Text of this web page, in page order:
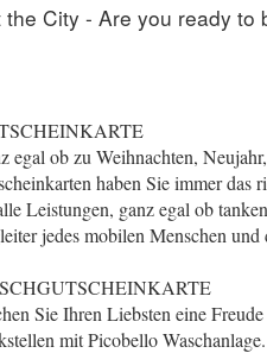
the City - Are you ready to
egal ob zu Weihnachten,
haben Sie immer das
Leistungen, ganz egal ob
jedes mobilen Menschen und
Sie Ihren Liebsten eine
mit Picobello Waschanlage.